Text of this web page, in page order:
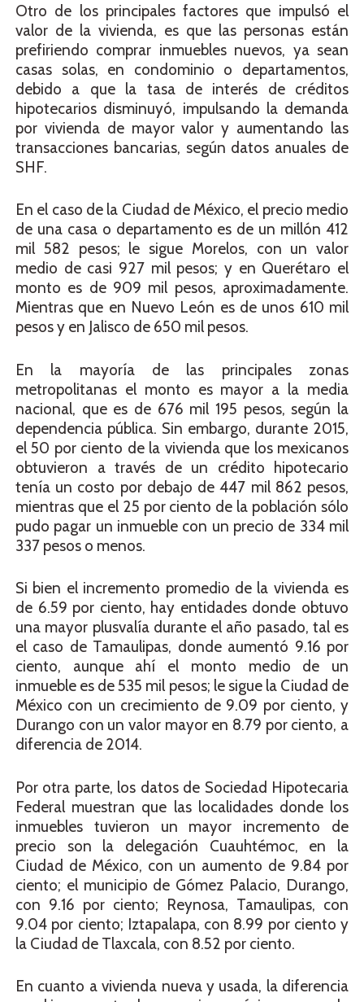
Otro de los principales factores que impulsó el
valor de la vivienda, es que las personas están
prefiriendo comprar inmuebles nuevos, ya sean
casas solas, en condominio o departamentos,
debido a que la tasa de interés de créditos
hipotecarios disminuyó, impulsando la demanda
por vivienda de mayor valor y aumentando las
transacciones bancarias, según datos anuales de
SHF.
En el caso de la Ciudad de México, el precio medio
de una casa o departamento es de un millón 412
mil 582 pesos; le sigue Morelos, con un valor
medio de casi 927 mil pesos; y en Querétaro el
monto es de 909 mil pesos, aproximadamente.
Mientras que en Nuevo León es de unos 610 mil
pesos y en Jalisco de 650 mil pesos.
En la mayoría de las principales zonas
metropolitanas el monto es mayor a la media
nacional, que es de 676 mil 195 pesos, según la
dependencia pública. Sin embargo, durante 2015,
el 50 por ciento de la vivienda que los mexicanos
obtuvieron a través de un crédito hipotecario
tenía un costo por debajo de 447 mil 862 pesos,
mientras que el 25 por ciento de la población sólo
pudo pagar un inmueble con un precio de 334 mil
337 pesos o menos.
Si bien el incremento promedio de la vivienda es
de 6.59 por ciento, hay entidades donde obtuvo
una mayor plusvalía durante el año pasado, tal es
el caso de Tamaulipas, donde aumentó 9.16 por
ciento, aunque ahí el monto medio de un
inmueble es de 535 mil pesos; le sigue la Ciudad de
México con un crecimiento de 9.09 por ciento, y
Durango con un valor mayor en 8.79 por ciento, a
diferencia de 2014.
Por otra parte, los datos de Sociedad Hipotecaria
Federal muestran que las localidades donde los
inmuebles tuvieron un mayor incremento de
precio son la delegación Cuauhtémoc, en la
Ciudad de México, con un aumento de 9.84 por
ciento; el municipio de Gómez Palacio, Durango,
con 9.16 por ciento; Reynosa, Tamaulipas, con
9.04 por ciento; Iztapalapa, con 8.99 por ciento y
la Ciudad de Tlaxcala, con 8.52 por ciento.
En cuanto a vivienda nueva y usada, la diferencia